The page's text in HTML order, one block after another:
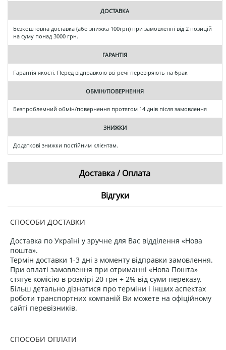
ДОСТАВКА
Безкоштовна доставка (або знижка 100грн) при замовленні від 2 позицій
на суму понад 3000 грн.
ГАРАНТІЯ
Гарантія якості. Перед відправкою всі речі перевіряють на брак
ОБМІН/ПОВЕРНЕННЯ
Безпроблемний обмін/повернення протягом 14 днів після замовлення
ЗНИЖКИ
Додаткові знижки постійним клієнтам.
Доставка / Оплата
Відгуки
СПОСОБИ ДОСТАВКИ
Доставка по Україні у зручне для Вас відділення «Нова
пошта».
Термін доставки 1-3 дні з моменту відправки замовлення.
При оплаті замовлення при отриманні «Нова Пошта»
стягує комісію в розмірі 20 грн + 2% від суми переказу.
Більш детально дізнатися про терміни і інших аспектах
роботи транспортних компаній Ви можете на офіційному
сайті перевізників.
СПОСОБИ ОПЛАТИ